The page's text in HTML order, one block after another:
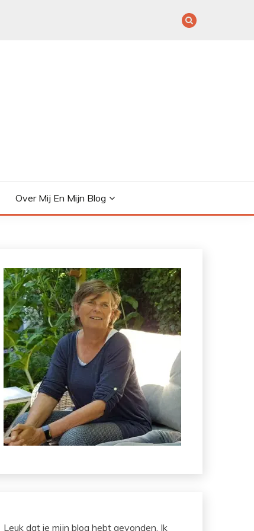
Over Mij En Mijn Blog
Leuk dat je mijn blog hebt gevonden. Ik